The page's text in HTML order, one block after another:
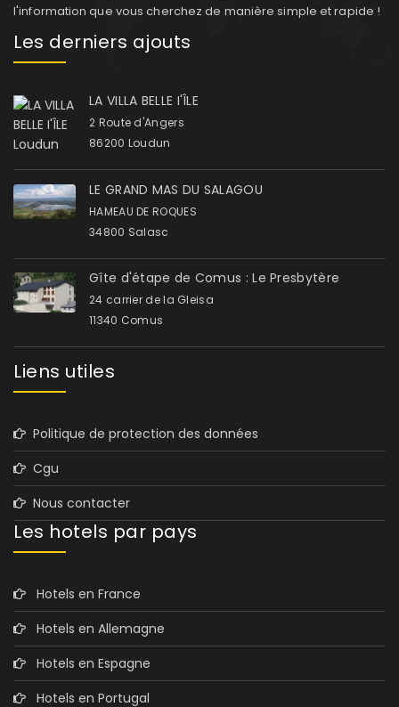
l'information que vous cherchez de manière simple et rapide !
Les derniers ajouts
LA VILLA BELLE I'ÎLE
2 Route d'Angers
86200 Loudun
LE GRAND MAS DU SALAGOU
HAMEAU DE ROQUES
34800 Salasc
Gîte d'étape de Comus : Le Presbytère
24 carrier de la Gleisa
11340 Comus
Liens utiles
Politique de protection des données
Cgu
Nous contacter
Les hotels par pays
Hotels en France
Hotels en Allemagne
Hotels en Espagne
Hotels en Portugal